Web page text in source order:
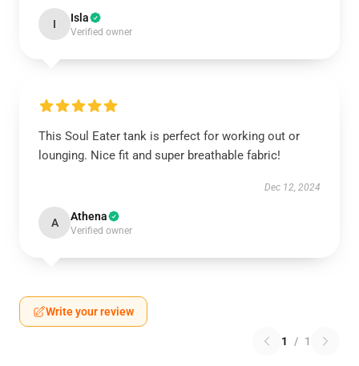
I Isla
Verified owner
This Soul Eater tank is perfect for working out or
lounging. Nice fit and super breathable fabric!
Dec 12, 2024
A Athena
Verified owner
Write your review
1 / 1